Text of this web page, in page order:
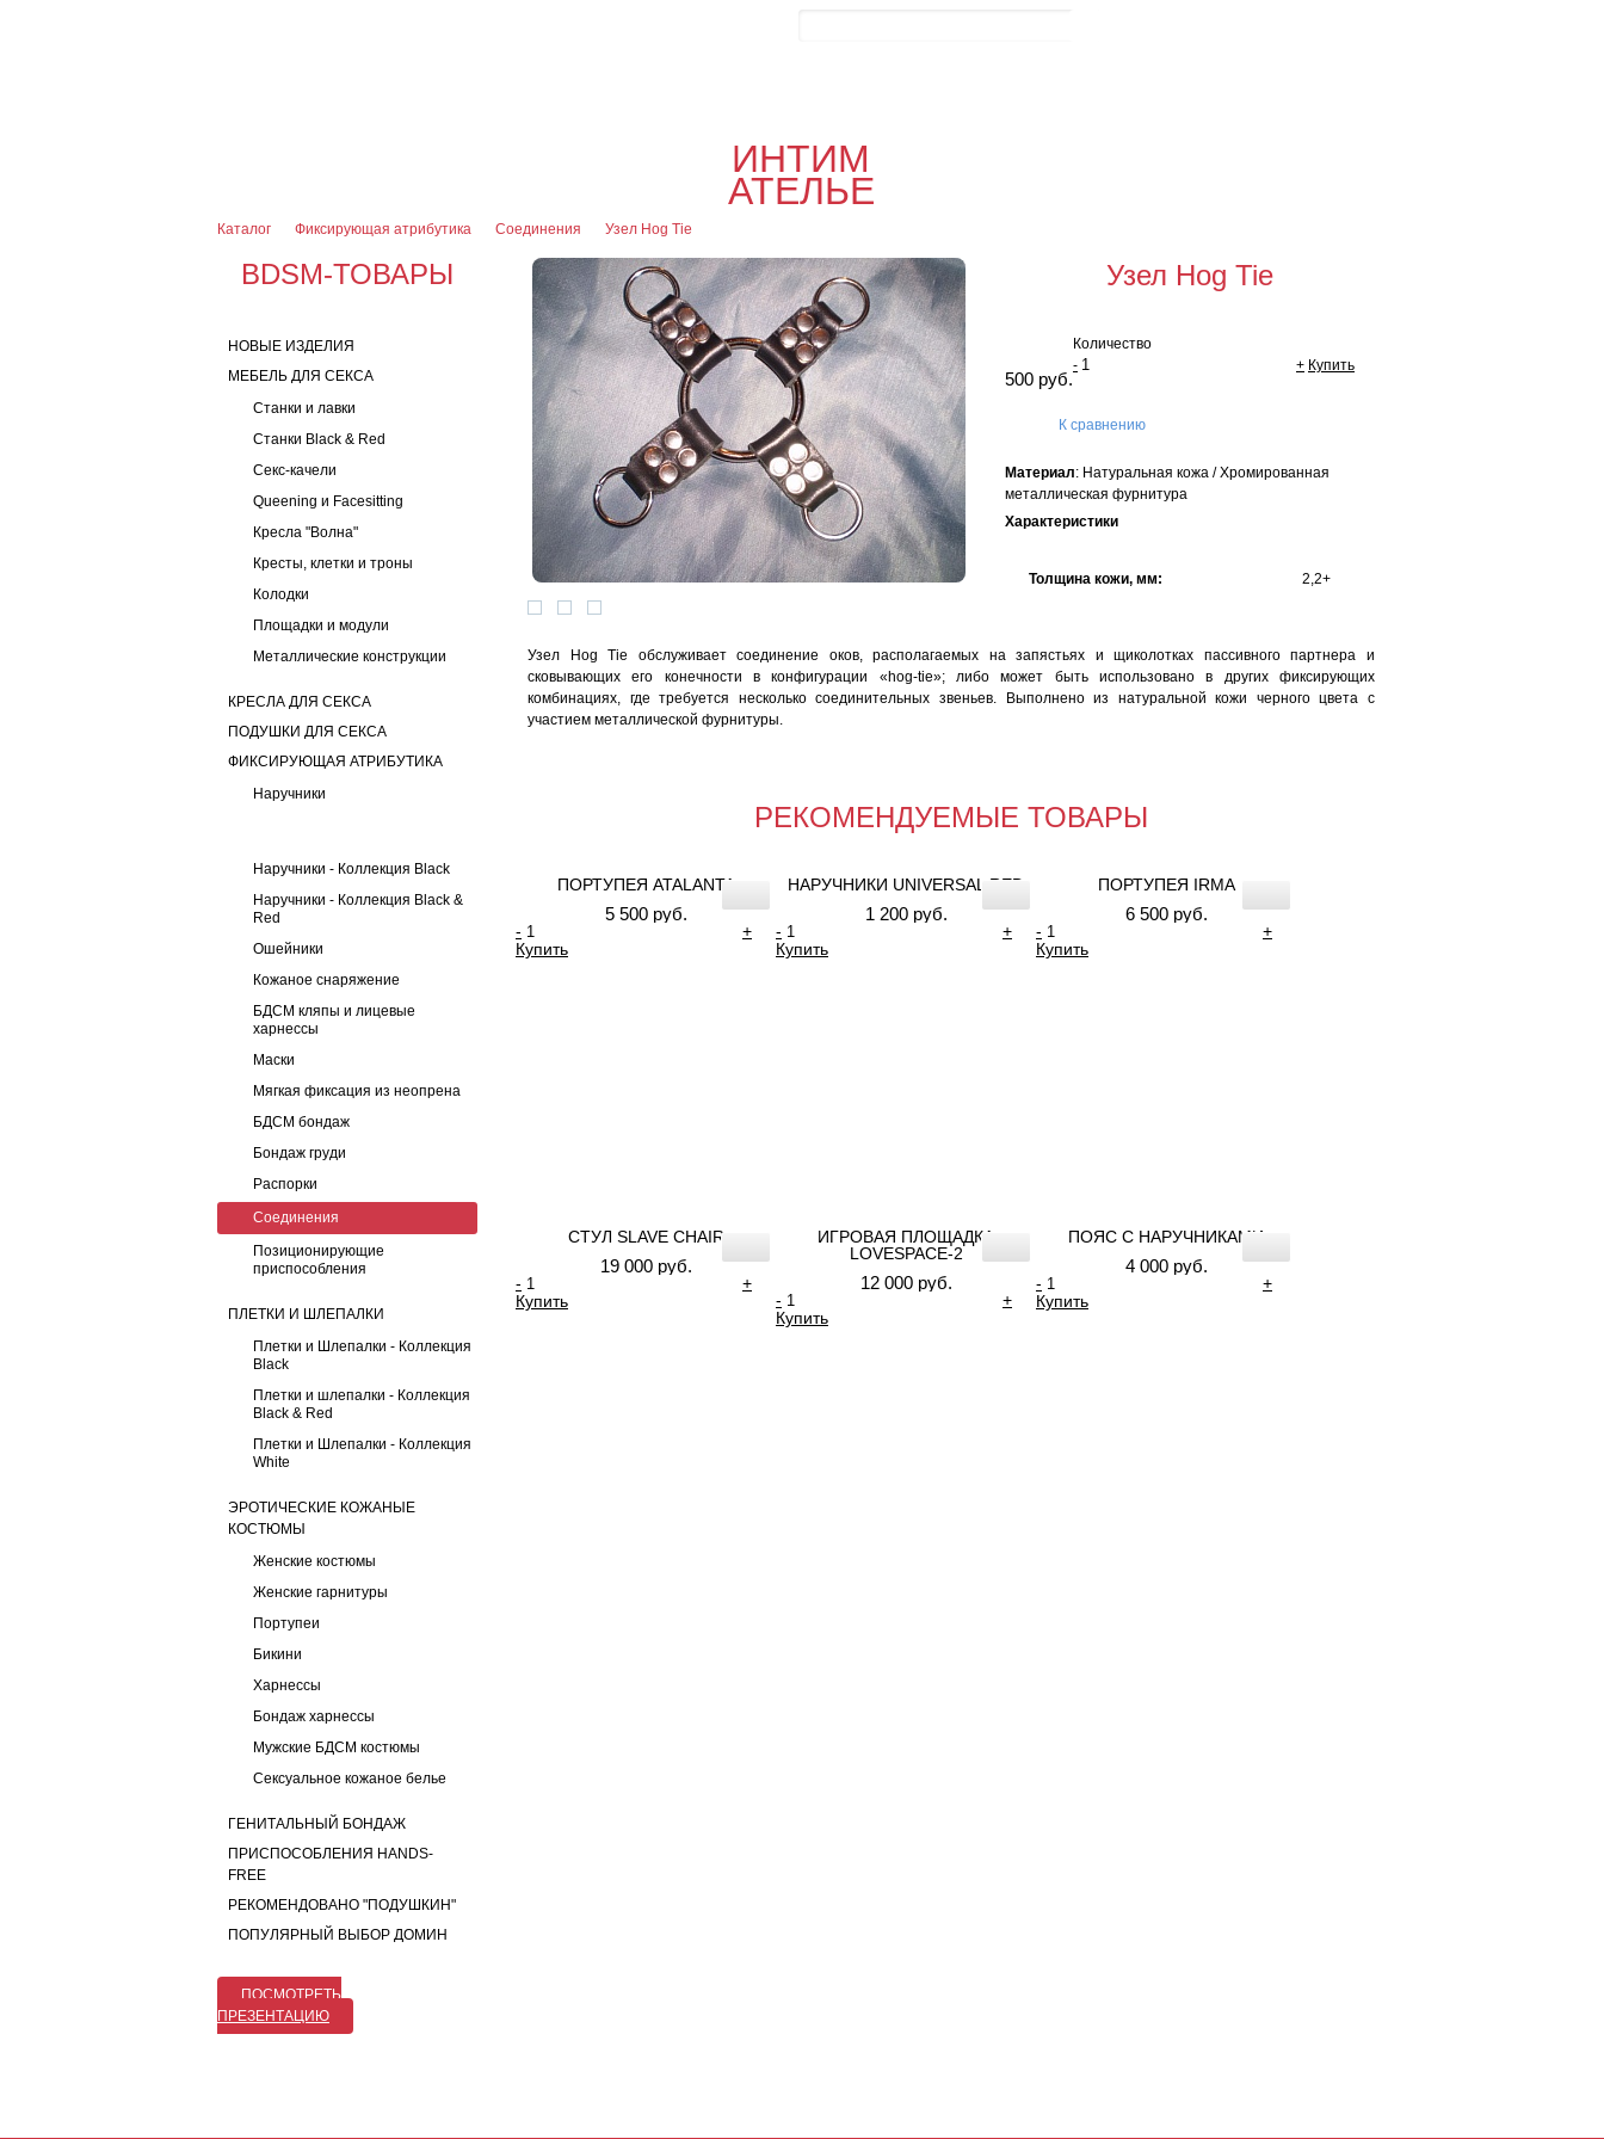
ИНТИМ
АТЕЛЬЕ
Каталог Фиксирующая атрибутика Соединения Узел Hog Tie
BDSM-ТОВАРЫ
НОВЫЕ ИЗДЕЛИЯ
МЕБЕЛЬ ДЛЯ СЕКСА
Станки и лавки
Станки Black & Red
Секс-качели
Queening и Facesitting
Кресла "Волна"
Кресты, клетки и троны
Колодки
Площадки и модули
Металлические конструкции
КРЕСЛА ДЛЯ СЕКСА
ПОДУШКИ ДЛЯ СЕКСА
ФИКСИРУЮЩАЯ АТРИБУТИКА
Наручники
Наручники - Коллекция Black
Наручники - Коллекция Black &
Red
Ошейники
Кожаное снаряжение
БДСМ кляпы и лицевые
харнессы
Маски
Мягкая фиксация из неопрена
БДСМ бондаж
Бондаж груди
Распорки
Соединения
Позиционирующие
приспособления
ПЛЕТКИ И ШЛЕПАЛКИ
Плетки и Шлепалки - Коллекция
Black
Плетки и шлепалки - Коллекция
Black & Red
Плетки и Шлепалки - Коллекция
White
ЭРОТИЧЕСКИЕ КОЖАНЫЕ
КОСТЮМЫ
Женские костюмы
Женские гарнитуры
Портупеи
Бикини
Харнессы
Бондаж харнессы
Мужские БДСМ костюмы
Сексуальное кожаное белье
ГЕНИТАЛЬНЫЙ БОНДАЖ
ПРИСПОСОБЛЕНИЯ HANDS-
FREE
РЕКОМЕНДОВАНО "ПОДУШКИН"
ПОПУЛЯРНЫЙ ВЫБОР ДОМИН
ПОСМОТРЕТЬ
ПРЕЗЕНТАЦИЮ
Узел Hog Tie
500 руб.
Количество
-
+ Купить
К сравнению
Материал: Натуральная кожа / Хромированная
металлическая фурнитура
Характеристики
Толщина кожи, мм: 2,2+
Узел Hog Tie обслуживает соединение оков, располагаемых на запястьях и щиколотках пассивного партнера и
сковывающих его конечности в конфигурации «hog-tie»; либо может быть использовано в других фиксирующих
комбинациях, где требуется несколько соединительных звеньев. Выполнено из натуральной кожи черного цвета с
участием металлической фурнитуры.
РЕКОМЕНДУЕМЫЕ ТОВАРЫ
ПОРТУПЕЯ ATALANTA
5 500 руб.
-
+
Купить
НАРУЧНИКИ UNIVERSAL RED
1 200 руб.
-
+
Купить
ПОРТУПЕЯ IRMA
6 500 руб.
-
+
Купить
СТУЛ SLAVE CHAIR
19 000 руб.
-
+
Купить
ИГРОВАЯ ПЛОЩАДКА
LOVESPACE-2
12 000 руб.
-
+
Купить
ПОЯС С НАРУЧНИКАМИ
4 000 руб.
-
+
Купить